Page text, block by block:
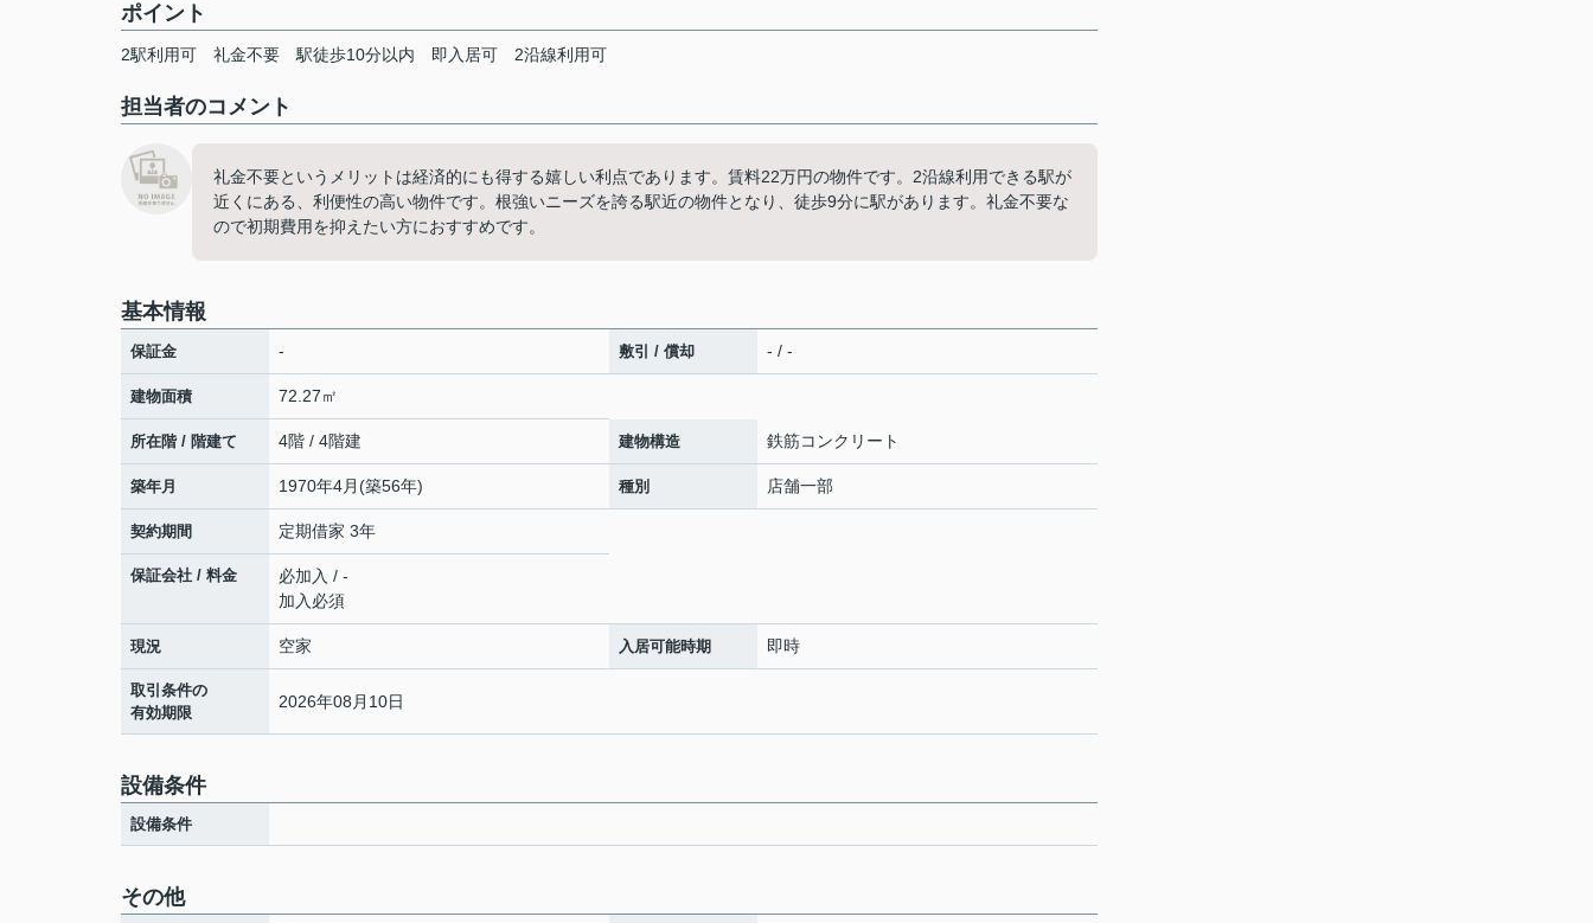
ポイント
2駅利用可 礼金不要 駅徒歩10分以内 即入居可 2沿線利用可
担当者のコメント
礼金不要というメリットは経済的にも得する嬉しい利点であります。賃料22万円の物件です。2沿線利用できる駅が
近くにある、利便性の高い物件です。根強いニーズを誇る駅近の物件となり、徒歩9分に駅があります。礼金不要な
ので初期費用を抑えたい方におすすめです。
基本情報
保証金 - 敷引 / 償却 - / -
建物面積 72.27㎡
所在階 / 階建て 4階 / 4階建 建物構造 鉄筋コンクリート
築年月 1970年4月(築56年) 種別 店舗一部
契約期間 定期借家 3年
保証会社 / 料金
必加入 / -
加入必須
現況 空家 入居可能時期 即時
取引条件の
有効期限
2026年08月10日
設備条件
設備条件
その他